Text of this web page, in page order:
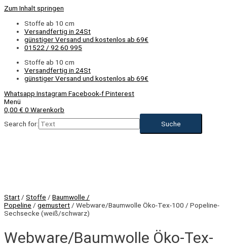
Zum Inhalt springen
Stoffe ab 10 cm
Versandfertig in 24St
günstiger Versand und kostenlos ab 69€
01522 / 92 60 995
Stoffe ab 10 cm
Versandfertig in 24St
günstiger Versand und kostenlos ab 69€
Whatsapp Instagram Facebook-fPinterest
Menü
0,00 € 0 Warenkorb
Search for:
Start / Stoffe / Baumwolle /
Popeline / gemustert / Webware/Baumwolle Öko-Tex-100 / Popeline-
Sechsecke (weiß/schwarz)
Webware/Baumwolle Öko-Tex-